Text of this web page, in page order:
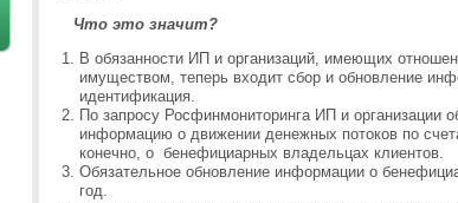
Что это значит?
В обязанности ИП и организаций, имеющих
имуществом, теперь входит сбор и обновление
идентификация.
По запросу Росфинмониторинга ИП и организации
информацию о движении денежных потоков по
конечно, о бенефициарных владельцах клиентов.
Обязательное обновление информации о
год.